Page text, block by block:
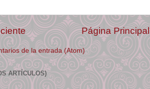
Página Principal
de la entrada (Atom)
ARTÍCULOS)